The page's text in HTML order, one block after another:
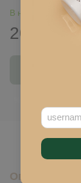
В наявності
205 грн
Опис